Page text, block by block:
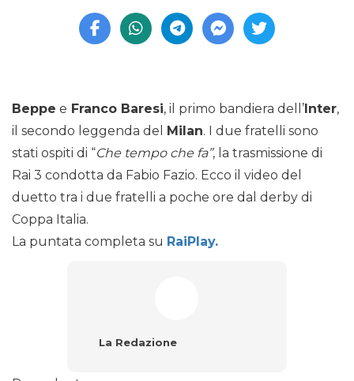
Beppe e Franco Baresi, il primo bandiera dell’Inter,
il secondo leggenda del Milan. I due fratelli sono
stati ospiti di “Che tempo che fa”, la trasmissione di
Rai 3 condotta da Fabio Fazio. Ecco il video del
duetto tra i due fratelli a poche ore dal derby di
Coppa Italia.
La puntata completa su RaiPlay.
La Redazione